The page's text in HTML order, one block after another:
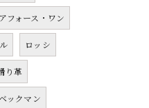
フォース・ワン
ロッシ
り革
ックマン